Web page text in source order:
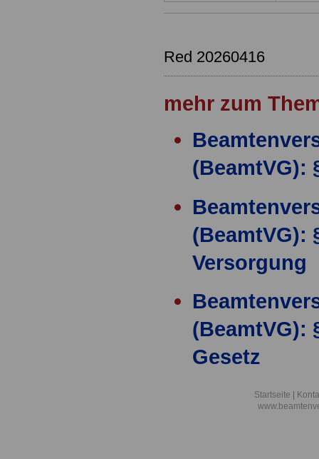
Red 20260416
mehr zum
(BeamtVG):
(BeamtVG):
Versorgung
(BeamtVG):
Gesetz
Startseite